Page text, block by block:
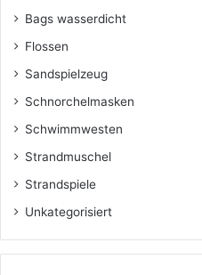
Bags wasserdicht
Flossen
Sandspielzeug
Schnorchelmasken
Schwimmwesten
Strandmuschel
Strandspiele
Unkategorisiert